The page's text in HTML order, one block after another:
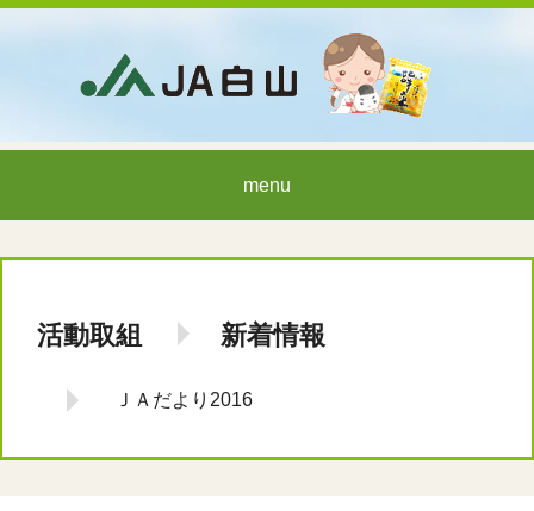
menu
新着情報
活動取組
ＪＡだより2016